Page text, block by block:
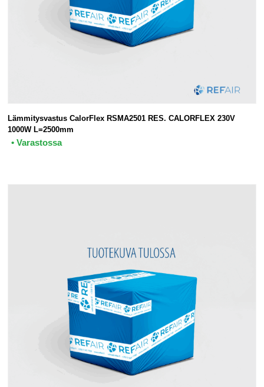
Lämmitysvastus CalorFlex RSMA2501 RES. CALORFLEX 230V
1000W L=2500mm
• Varastossa